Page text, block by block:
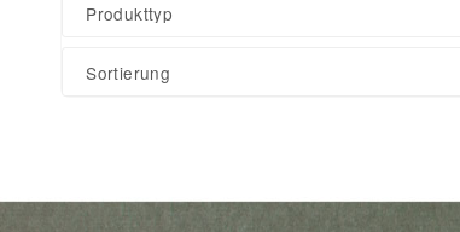
Produkttyp
Sortierung